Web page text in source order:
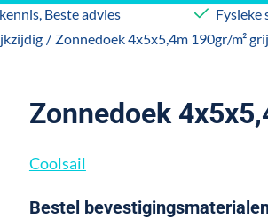
Beste advies Fysieke
/ Zonnedoek 4x5x5,4m 190gr/m²
Zonnedoek
Coolsail
Bestel